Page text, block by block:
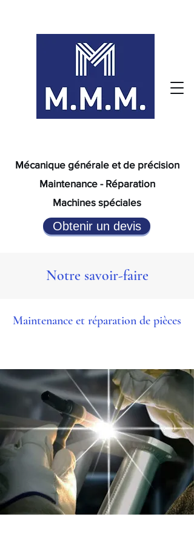
Obtenir un devis
Mécanique générale et de précision
Maintenance - Réparation
Machines spéciales
Notre savoir-faire
Maintenance et réparation de pièces